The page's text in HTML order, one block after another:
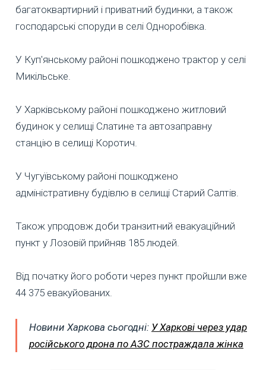
багатоквартирний і приватний будинки, а також
господарські споруди в селі Одноробівка.
У Куп'янському районі пошкоджено трактор у селі
Микільське.
У Харківському районі пошкоджено житловий
будинок у селищі Слатине та автозаправну
станцію в селищі Коротич.
У Чугуївському районі пошкоджено
адміністративну будівлю в селищі Старий Салтів.
Також упродовж доби транзитний евакуаційний
пункт у Лозовій прийняв 185 людей.
Від початку його роботи через пункт пройшли вже
44 375 евакуйованих.
Новини Харкова сьогодні: У Харкові через удар
російського дрона по АЗС постраждала жінка